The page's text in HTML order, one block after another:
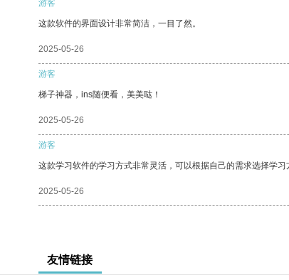
游客
这款软件的界面设计非常简洁，一目了然。
2025-05-26
游客
梯子神器，ins随便看，美美哒！
2025-05-26
游客
这款学习软件的学习方式非常灵活，可以根据自己的需求选择学习
2025-05-26
友情链接